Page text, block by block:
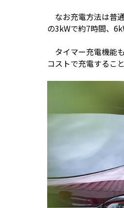
なお充電方法は普
の3kWで約7時間、
タイマー充電機能
コストで充電するこ